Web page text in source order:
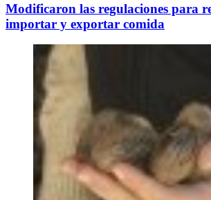
Modificaron las regulaciones para
importar y exportar comida